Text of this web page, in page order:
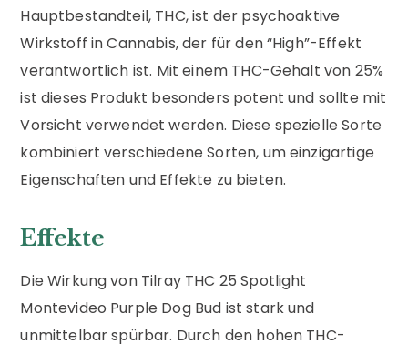
Hauptbestandteil, THC, ist der psychoaktive
Wirkstoff in Cannabis, der für den “High”-Effekt
verantwortlich ist. Mit einem THC-Gehalt von 25%
ist dieses Produkt besonders potent und sollte mit
Vorsicht verwendet werden. Diese spezielle Sorte
kombiniert verschiedene Sorten, um einzigartige
Eigenschaften und Effekte zu bieten.
Effekte
Die Wirkung von Tilray THC 25 Spotlight
Montevideo Purple Dog Bud ist stark und
unmittelbar spürbar. Durch den hohen THC-